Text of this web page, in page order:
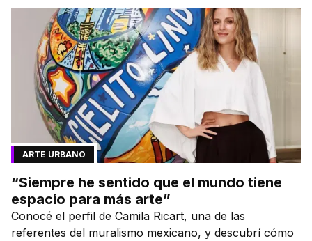
ARTE URBANO
“Siempre he sentido que el mundo tiene
espacio para más arte”
Conocé el perfil de Camila Ricart, una de las
referentes del muralismo mexicano, y descubrí cómo